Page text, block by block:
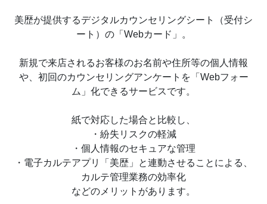
美歴が提供するデジタルカウンセリングシート（受付シ
ート）の「Webカード」。
新規で来店されるお客様のお名前や住所等の個人情報
や、初回のカウンセリングアンケートを「Webフォー
ム」化できるサービスです。
紙で対応した場合と比較し、
・紛失リスクの軽減
・個人情報のセキュアな管理
・電子カルテアプリ「美歴」と連動させることによる、
カルテ管理業務の効率化
などのメリットがあります。